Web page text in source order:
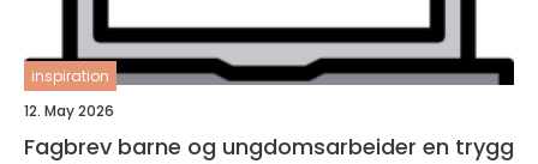
inspiration
12. May 2026
Fagbrev barne og ungdomsarbeider en trygg